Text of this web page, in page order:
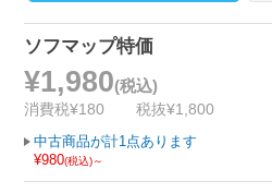
ソフマップ特価
¥1,980(税込)
消費税¥180 税抜¥1,800
中古商品が計1点あります
¥980(税込)～